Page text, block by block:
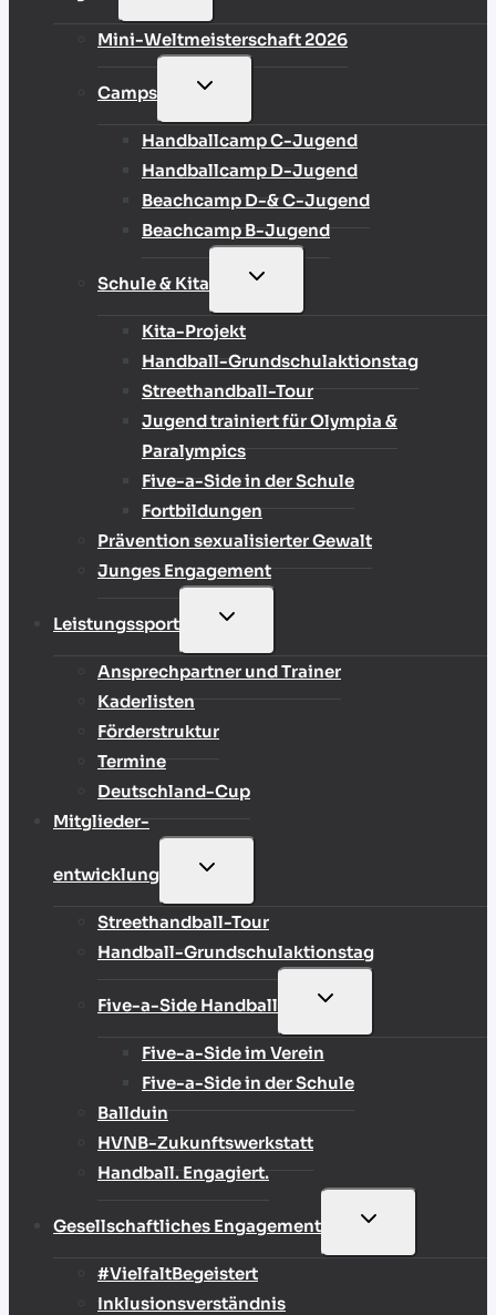
Mini-Weltmeisterschaft 2026
Camps
UNTERMENÜ
Handballcamp C-Jugend
Handballcamp D-Jugend
Beachcamp D-& C-Jugend
Beachcamp B-Jugend
Schule & Kita
UNTERMENÜ
Kita-Projekt
Handball-Grundschulaktionstag
Streethandball-Tour
Jugend trainiert für Olympia &
Paralympics
Five-a-Side in der Schule
Fortbildungen
Prävention sexualisierter Gewalt
Junges Engagement
Leistungssport
UNTERMENÜ
Ansprechpartner und Trainer
Kaderlisten
Förderstruktur
Termine
Deutschland-Cup
Mitglieder-
entwicklung
UNTERMENÜ
Streethandball-Tour
Handball-Grundschulaktionstag
Five-a-Side Handball
UNTERMENÜ
Five-a-Side im Verein
Five-a-Side in der Schule
Ballduin
HVNB-Zukunftswerkstatt
Handball. Engagiert.
Gesellschaftliches Engagement
UNTERMENÜ
#VielfaltBegeistert
Inklusionsverständnis